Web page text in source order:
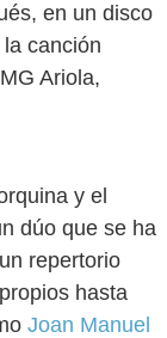
en un disco
canción
Ariola,
y el
dúo que se ha
repertorio
hasta
Joan Manuel